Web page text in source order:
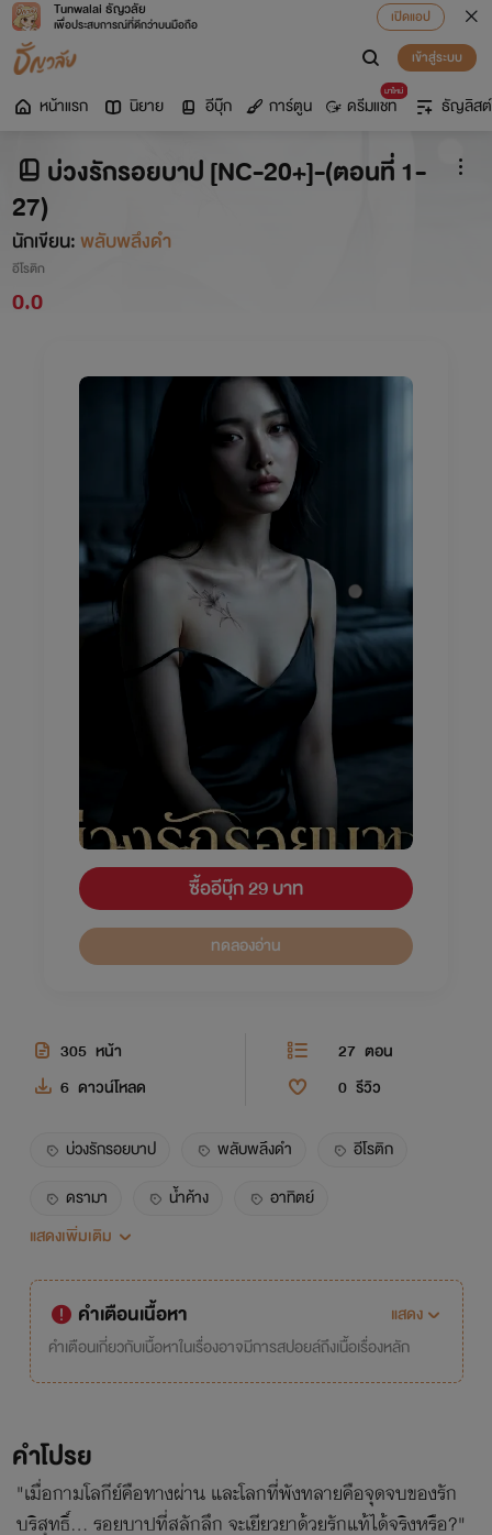
Tunwalai ธัญวลัย
เพื่อประสบการณ์ที่ดีกว่าบนมือถือ
เปิดแอป
เข้าสู่ระบบ
หน้าแรก นิยาย อีบุ๊ก การ์ตูน
มาใหม่
ดรีมแชท ธัญลิสต์
บ่วงรักรอยบาป [NC-20+]-(ตอนที่ 1-
27)
นักเขียน:พลับพลึงดำ
อีโรติก
0.0
ซื้ออีบุ๊ก 29 บาท
ทดลองอ่าน
305 หน้า 27 ตอน
6 ดาวน์โหลด 0 รีวิว
บ่วงรักรอยบาป พลับพลึงดำ
อีโรติก
ดรามา
น้ำค้าง
อาทิตย์
นางเอกเป็นอีตัว
โรแมนติก
แสดงเพิ่มเติม
คำเตือนเนื้อหา
แสดง
คำเตือนเกี่ยวกับเนื้อหาในเรื่องอาจมีการสปอยล์ถึงเนื้อเรื่องหลัก
คำโปรย
"เมื่อกามโลกีย์คือทางผ่าน และโลกที่พังทลายคือจุดจบของรัก
บริสุทธิ์... รอยบาปที่สลักลึก จะเยียวยาด้วยรักแท้ได้จริงหรือ?"